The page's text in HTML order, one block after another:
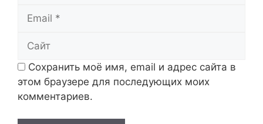
Сохранить моё имя, email и адрес сайта в
этом браузере для последующих моих
комментариев.